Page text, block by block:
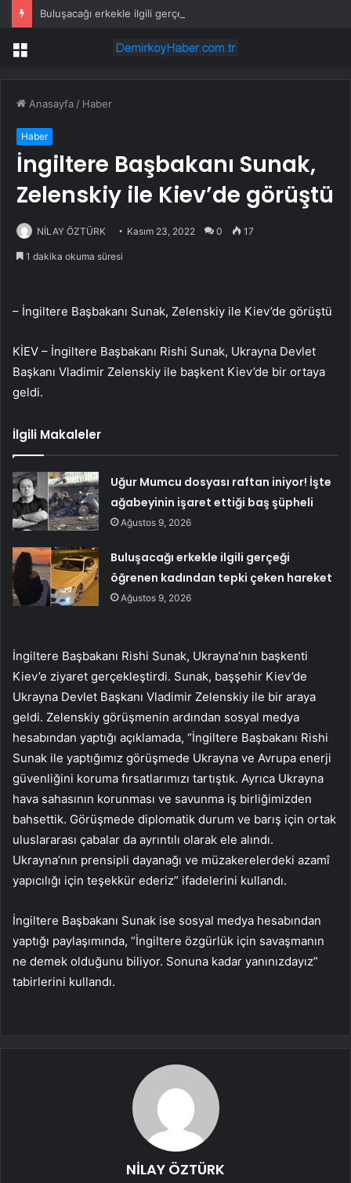
Menü
Anasayfa / Haber
Haber
İngiltere Başbakanı Sunak,
Zelenskiy ile Kiev’de görüştü
NİLAY ÖZTÜRK Kasım 23, 2022 0 17
1 dakika okuma süresi
– İngiltere Başbakanı Sunak, Zelenskiy ile Kiev’de görüştü
KİEV – İngiltere Başbakanı Rishi Sunak, Ukrayna Devlet
Başkanı Vladimir Zelenskiy ile başkent Kiev’de bir ortaya
geldi.
İlgili Makaleler
Uğur Mumcu dosyası raftan iniyor! İşte
ağabeyinin işaret ettiği baş şüpheli
Ağustos 9, 2026
Buluşacağı erkekle ilgili gerçeği
öğrenen kadından tepki çeken hareket
Ağustos 9, 2026
İngiltere Başbakanı Rishi Sunak, Ukrayna’nın başkenti
Kiev’e ziyaret gerçekleştirdi. Sunak, başşehir Kiev’de
Ukrayna Devlet Başkanı Vladimir Zelenskiy ile bir araya
geldi. Zelenskiy görüşmenin ardından sosyal medya
hesabından yaptığı açıklamada, “İngiltere Başbakanı Rishi
Sunak ile yaptığımız görüşmede Ukrayna ve Avrupa enerji
güvenliğini koruma fırsatlarımızı tartıştık. Ayrıca Ukrayna
hava sahasının korunması ve savunma iş birliğimizden
bahsettik. Görüşmede diplomatik durum ve barış için ortak
uluslararası çabalar da ayrıntılı olarak ele alındı.
Ukrayna’nın prensipli dayanağı ve müzakerelerdeki azamî
yapıcılığı için teşekkür ederiz” ifadelerini kullandı.
İngiltere Başbakanı Sunak ise sosyal medya hesabından
yaptığı paylaşımında, “İngiltere özgürlük için savaşmanın
ne demek olduğunu biliyor. Sonuna kadar yanınızdayız”
tabirlerini kullandı.
NİLAY ÖZTÜRK